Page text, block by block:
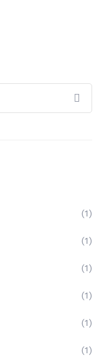
(1)
(1)
(1)
(1)
(1)
(1)